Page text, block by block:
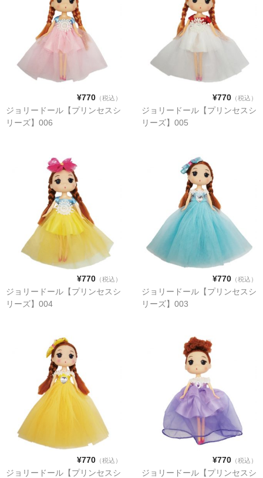
¥770（税込）
ジョリードール【プリンセスシ
リーズ】006
¥770（税込）
ジョリードール【プリンセスシ
リーズ】005
¥770（税込）
ジョリードール【プリンセスシ
リーズ】004
¥770（税込）
ジョリードール【プリンセスシ
リーズ】003
¥770（税込）
ジョリードール【プリンセスシ
¥770（税込）
ジョリードール【プリンセスシ